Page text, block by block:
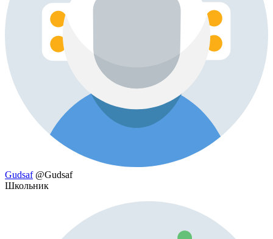
Gudsaf @Gudsaf
Школьник